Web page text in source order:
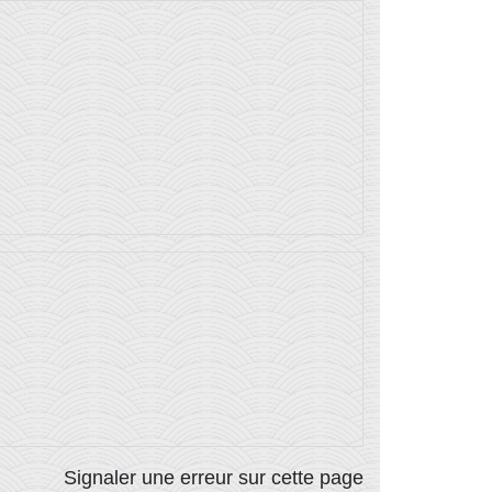
Signaler une erreur sur cette page